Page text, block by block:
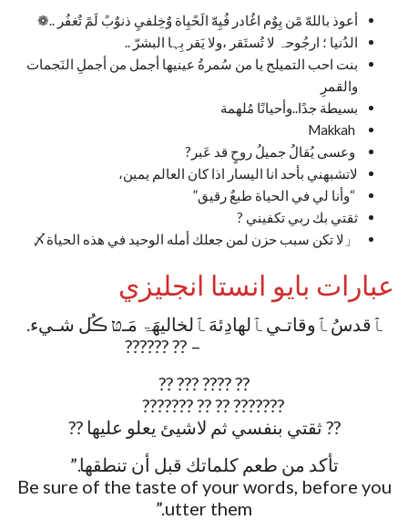
أعوذ باللهّ مًن يِوٌم اغُادر فُيِهّ الَحًيِاة وٌخِلفيِ ذنوٌبً لَمً تٌغفُر ..❁
الدُنيا ؛ ارجُوحہ لا تُستَقر ،ولا يَقر بِہا البشرّ ..
بنت احب التميلح يا من سُمرةُ عينيها أجمل من أجملِ النَجمات
والقمرِ
بسيطة جدًا..وأحيانًا مُلهمة
وعسى يُقالُ جميلُ روحٍ قد عَبر?
لاتشبهني بأحد انا اليسار اذا كان العالم يمين،
“وأنا لي في الحياة طبعٌ رقيق”
ثقتي بك ربي تكفيني ?
「لا تكن سبب حزن لمن جعلك أمله الوحيد في هذه الحياة〆
عبارات بايو انستا انجليزي
ﭑقدسُ ﭑوقاتـي ﭑلهادِئهَ ﭑلخاليهَۃ مَـטּ ڪُل شـيء.
?? ???? ??? ??
??????? ?? ?? ??????? ⠀
⠀?? ثقتي بنفسي ثم لاشيئ يعلو عليها ??⠀
تأكد من طعم كلماتك قبل أن تنطقها.”
Be sure of the taste of your words, before you
utter them.”